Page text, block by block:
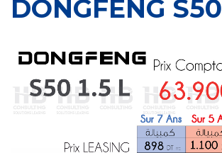
DONGFENG S50